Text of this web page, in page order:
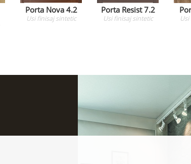
Porta Nova 4.2
Usifinisaj sintetic
Porta Resist 7.2
Usifinisaj sintetic Usi